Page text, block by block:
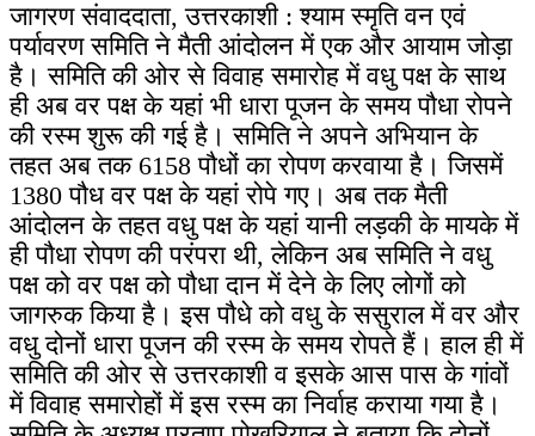
जागरण संवाददाता, उत्तरकाशी : श्याम स्मृति वन एवं
पर्यावरण समिति ने मैती आंदोलन में एक और आयाम जोड़ा
है। समिति की ओर से विवाह समारोह में वधु पक्ष के साथ
ही अब वर पक्ष के यहां भी धारा पूजन के समय पौधा रोपने
की रस्म शुरू की गई है। समिति ने अपने अभियान के
तहत अब तक 6158 पौधों का रोपण करवाया है। जिसमें
1380 पौध वर पक्ष के यहां रोपे गए। अब तक मैती
आंदोलन के तहत वधु पक्ष के यहां यानी लड़की के मायके में
ही पौधा रोपण की परंपरा थी, लेकिन अब समिति ने वधु
पक्ष को वर पक्ष को पौधा दान में देने के लिए लोगों को
जागरुक किया है। इस पौधे को वधु के ससुराल में वर और
वधु दोनों धारा पूजन की रस्म के समय रोपते हैं। हाल ही में
समिति की ओर से उत्तरकाशी व इसके आस पास के गांवों
में विवाह समारोहों में इस रस्म का निर्वाह कराया गया है।